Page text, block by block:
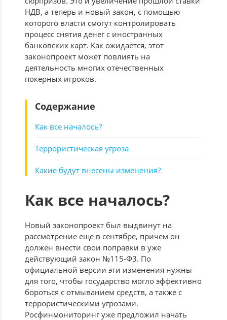
НДВ, а теперь и новый закон, с помощью
которого власти смогут контролировать
процесс снятия денег с иностранных
банковских карт. Как ожидается, этот
законопроект может повлиять на
деятельность многих отечественных
покерных игроков.
Содержание
Как все началось?
Террористическая угроза
Какие будут внесены изменения?
Как все началось?
Новый законопроект был выдвинут на
рассмотрение еще в сентябре, причем он
должен внести свои поправки в уже
действующий закон №115-Ф3. По
официальной версии эти изменения нужны
для того, чтобы государство могло эффективно
бороться с отмыванием средств, а также с
террористическими угрозами.
Росфинмониторинг уже предложил начать